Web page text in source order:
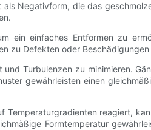
Negativform, die das
ein einfaches Entformen zu
zu Defekten oder
Turbulenzen zu minimieren.
gewährleisten einen
Temperaturgradienten reagiert,
Formtemperatur